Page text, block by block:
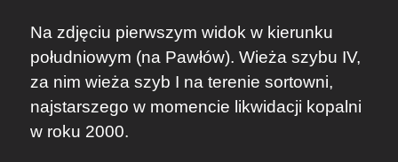
Na zdjęciu pierwszym widok w kierunku
południowym (na Pawłów). Wieża szybu IV,
za nim wieża szyb I na terenie sortowni,
najstarszego w momencie likwidacji kopalni
w roku 2000.